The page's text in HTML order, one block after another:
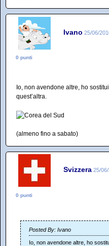
Ivano 25/06/
0 punti
Io, non avendone altre, ho
quest’altra.
(almeno fino a sabato)
Svizzera 25/
0 punti
Posted By: Ivano
Io, non avendone altre, ho